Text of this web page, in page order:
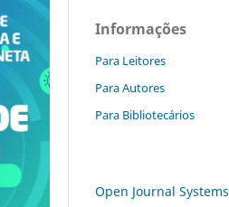
Informações
Para Leitores
Para Autores
Para Bibliotecários
Open Journal Systems